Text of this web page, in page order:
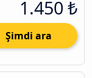
1.450 ₺
Şimdi ara